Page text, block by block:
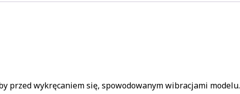
przed wykręcaniem się, spowodowanym wibracjami modelu.